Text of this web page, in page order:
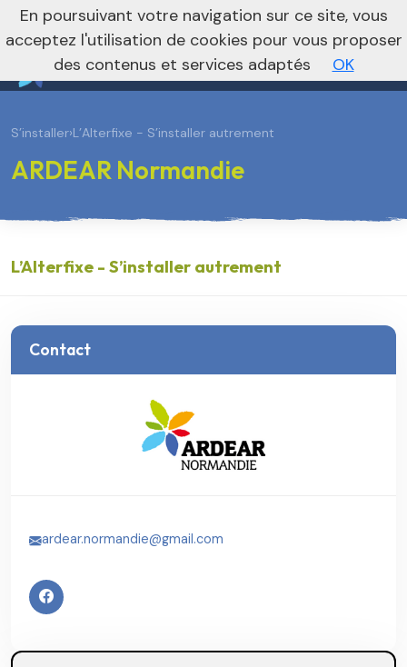
Vers le site national
S’installer›L’Alterfixe - S’installer autrement
ARDEAR Normandie
L’Alterfixe - S’installer autrement
Contact
ardear.normandie@gmail.com
En poursuivant votre navigation sur ce site, vous
acceptez l'utilisation de cookies pour vous proposer
des contenus et services adaptés
OK